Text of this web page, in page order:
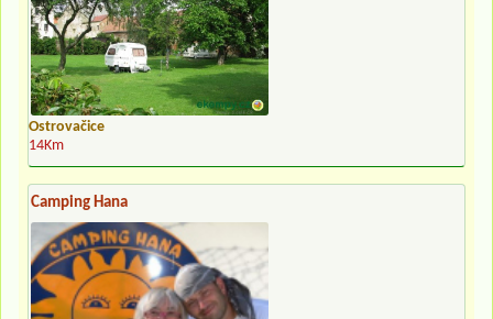
Ostrovačice
14Km
Camping Hana